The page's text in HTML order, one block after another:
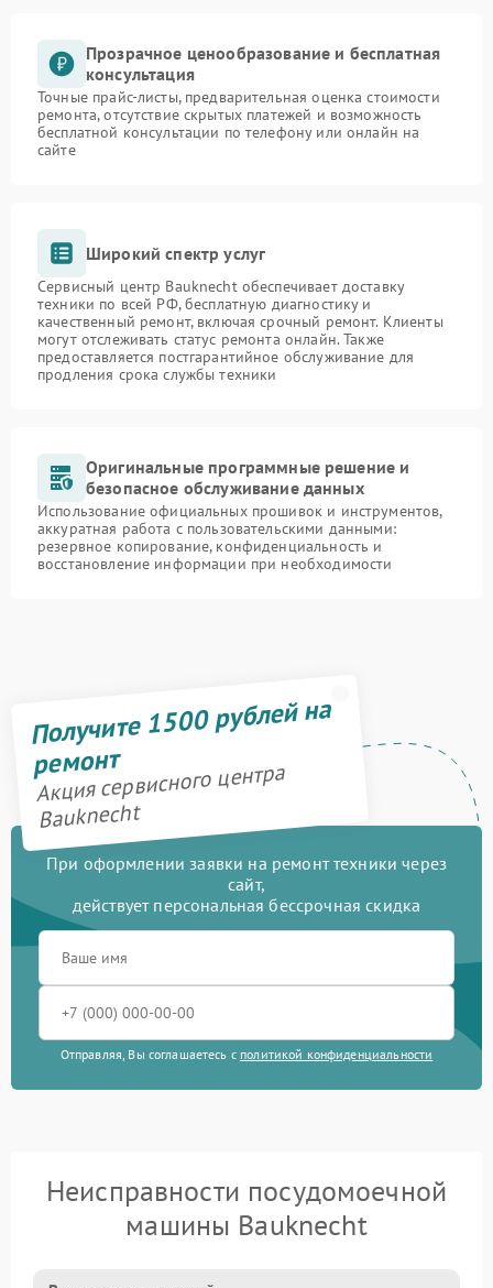
Прозрачное ценообразование и бесплатная
консультация
Точные прайс-листы, предварительная оценка стоимости
ремонта, отсутствие скрытых платежей и возможность
бесплатной консультации по телефону или онлайн на
сайте
Широкий спектр услуг
Сервисный центр Bauknecht обеспечивает доставку
техники по всей РФ, бесплатную диагностику и
качественный ремонт, включая срочный ремонт. Клиенты
могут отслеживать статус ремонта онлайн. Также
предоставляется постгарантийное обслуживание для
продления срока службы техники
Оригинальные программные решение и
безопасное обслуживание данных
Использование официальных прошивок и инструментов,
аккуратная работа с пользовательскими данными:
резервное копирование, конфиденциальность и
восстановление информации при необходимости
Получите 1500 рублей на
ремонт
Акция сервисного центра
Bauknecht
При оформлении заявки на ремонт техники через
сайт,
действует персональная бессрочная скидка
Отправляя, Вы соглашаетесь с политикой конфиденциальности
Неисправности посудомоечной
машины Bauknecht